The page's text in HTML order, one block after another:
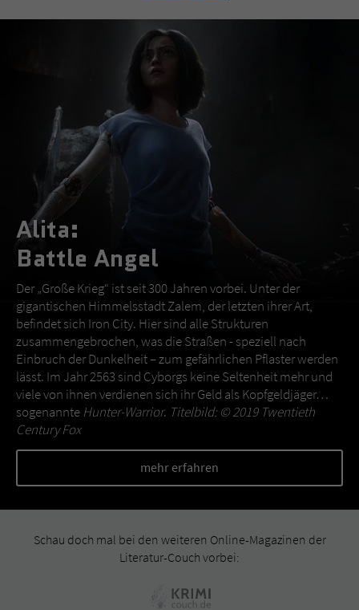
Alita:
Battle Angel
Der „Große Krieg“ ist seit 300 Jahren vorbei. Unter der
gigantischen Himmelsstadt Zalem, der letzten ihrer Art,
befindet sich Iron City. Hier sind alle Strukturen
zusammengebrochen, was die Straßen - speziell nach
Einbruch der Dunkelheit – zum gefährlichen Pflaster werden
lässt. Im Jahr 2563 sind Cyborgs keine Seltenheit mehr und
viele von ihnen verdienen sich ihr Geld als Kopfgeldjäger…
sogenannte Hunter-Warrior. Titelbild: © 2019 Twentieth
Century Fox
mehr erfahren
Schau doch mal bei den weiteren Online-Magazinen der
Literatur-Couch vorbei: